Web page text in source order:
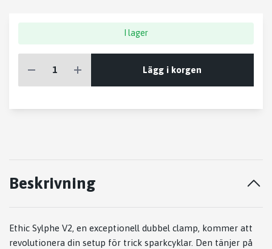
I lager
Lägg i korgen
Beskrivning
Ethic Sylphe V2, en exceptionell dubbel clamp, kommer att
revolutionera din setup för trick sparkcyklar. Den tänjer på